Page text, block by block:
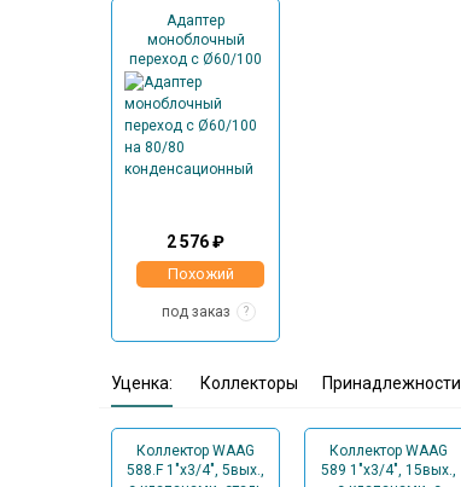
Адаптер
моноблочный
переход с Ø60/100
на 80/80
конденсационный
2 576 ₽
Похожий
под заказ ?
Уценка: Коллекторы Принадлежности
Коллектор WAAG
588.F 1"х3/4", 5вых.,
Коллектор WAAG
589 1"х3/4", 15вых.,